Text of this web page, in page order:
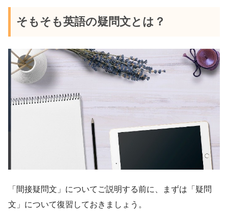
そもそも英語の疑問文とは？
「間接疑問文」についてご説明する前に、まずは「疑問
文」について復習しておきましょう。